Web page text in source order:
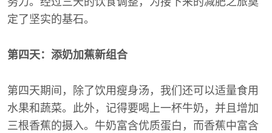
定了坚实的基石。
第四天：添奶加蕉新组合
第四天期间，除了饮用瘦身汤，我们还可以适量食用
水果和蔬菜。此外，记得要喝上一杯牛奶，并且增加
三根香蕉的摄入。牛奶富含优质蛋白，而香蕉中富含